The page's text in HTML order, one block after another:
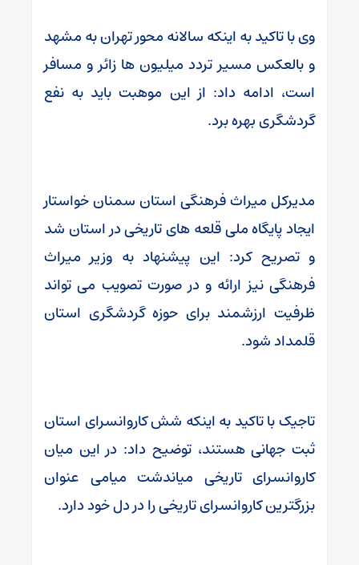
وی با تاکید به اینکه سالانه محور تهران به مشهد
و بالعکس مسیر تردد میلیون ها زائر و مسافر
است، ادامه داد: از این موهبت باید به نفع
گردشگری بهره برد.
مدیرکل میراث فرهنگی استان سمنان خواستار
ایجاد پایگاه ملی قلعه های تاریخی در استان شد
و تصریح کرد: این پیشنهاد به وزیر میراث
فرهنگی نیز ارائه و در صورت تصویب می تواند
ظرفیت ارزشمند برای حوزه گردشگری استان
قلمداد شود.
تاجیک با تاکید به اینکه شش کاروانسرای استان
ثبت جهانی هستند، توضیح داد: در این میان
کاروانسرای تاریخی میاندشت میامی عنوان
بزرگترین کاروانسرای تاریخی را در دل خود دارد.